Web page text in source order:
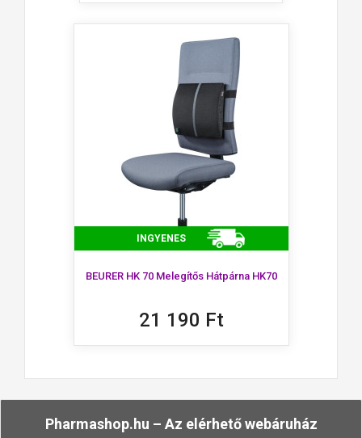
INGYENES
BEURER HK 70 Melegítős Hátpárna HK70
21 190 Ft
Pharmashop.hu – Az elérhető webáruház